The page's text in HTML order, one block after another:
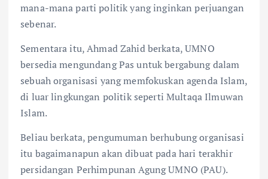
mana-mana parti politik yang inginkan perjuangan
sebenar.
Sementara itu, Ahmad Zahid berkata, UMNO
bersedia mengundang Pas untuk bergabung dalam
sebuah organisasi yang memfokuskan agenda Islam,
di luar lingkungan politik seperti Multaqa Ilmuwan
Islam.
Beliau berkata, pengumuman berhubung organisasi
itu bagaimanapun akan dibuat pada hari terakhir
persidangan Perhimpunan Agung UMNO (PAU).